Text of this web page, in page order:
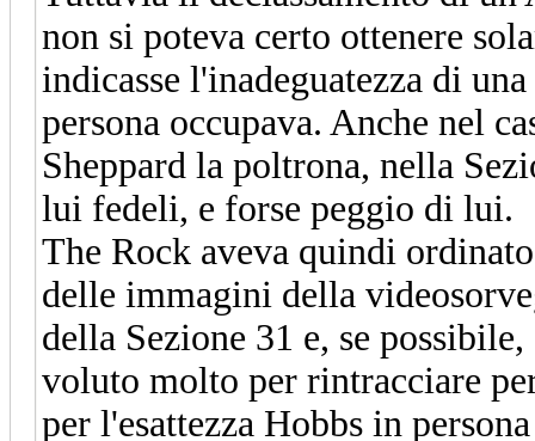
non si poteva certo ottenere
indicasse l'inadeguatezza di
persona occupava. Anche nel
Sheppard la poltrona, nella
lui fedeli, e forse peggio di lui.
The Rock aveva quindi
delle immagini della
della Sezione 31 e, se
voluto molto per rintracciare
per l'esattezza Hobbs in